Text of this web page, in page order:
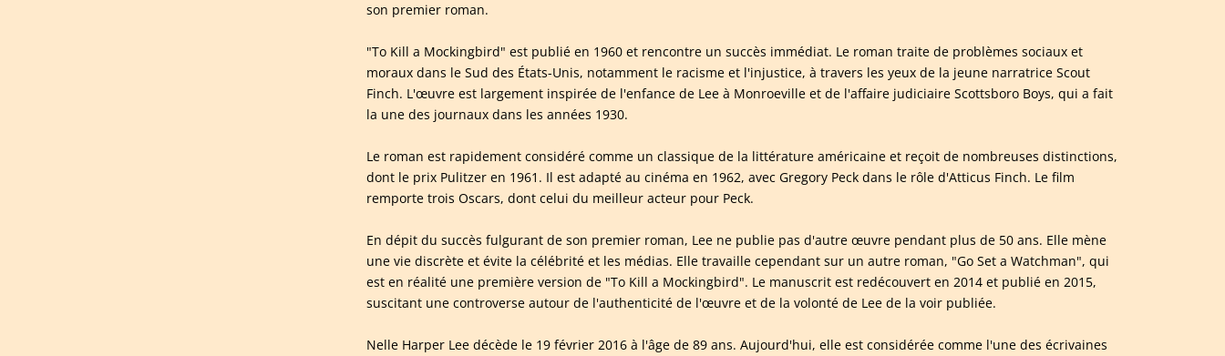
son premier roman.
"To Kill a Mockingbird" est publié en 1960 et rencontre un succès immédiat. Le roman traite de problèmes sociaux et
moraux dans le Sud des États-Unis, notamment le racisme et l'injustice, à travers les yeux de la jeune narratrice Scout
Finch. L'œuvre est largement inspirée de l'enfance de Lee à Monroeville et de l'affaire judiciaire Scottsboro Boys, qui a fait
la une des journaux dans les années 1930.
Le roman est rapidement considéré comme un classique de la littérature américaine et reçoit de nombreuses distinctions,
dont le prix Pulitzer en 1961. Il est adapté au cinéma en 1962, avec Gregory Peck dans le rôle d'Atticus Finch. Le film
remporte trois Oscars, dont celui du meilleur acteur pour Peck.
En dépit du succès fulgurant de son premier roman, Lee ne publie pas d'autre œuvre pendant plus de 50 ans. Elle mène
une vie discrète et évite la célébrité et les médias. Elle travaille cependant sur un autre roman, "Go Set a Watchman", qui
est en réalité une première version de "To Kill a Mockingbird". Le manuscrit est redécouvert en 2014 et publié en 2015,
suscitant une controverse autour de l'authenticité de l'œuvre et de la volonté de Lee de la voir publiée.
Nelle Harper Lee décède le 19 février 2016 à l'âge de 89 ans. Aujourd'hui, elle est considérée comme l'une des écrivaines